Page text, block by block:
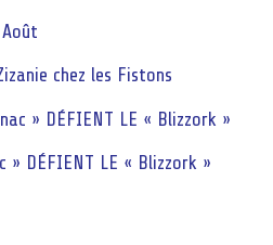
chez les Fistons
» DÉFIENT LE « Blizzork »
» DÉFIENT LE « Blizzork »